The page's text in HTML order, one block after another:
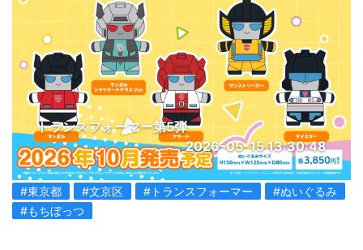
トランスフォーマー第5弾
2026-05-15 13:30:48
#東京都 #文京区 #トランスフォーマー
#ぬいぐるみ
#もちぼっつ